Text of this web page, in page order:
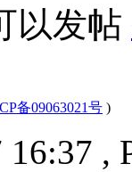
以发帖
备09063021号 )
16:37 ,